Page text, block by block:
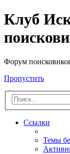
Клуб
Форум
Пропустить
Ссылки
Темы